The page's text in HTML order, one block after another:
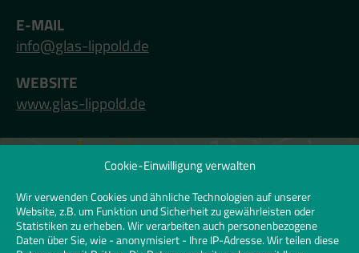
Cookie-Einwilligung verwalten
Wir verwenden Cookies und ähnliche Technologien auf unserer
Website, z.B. um Funktion und Sicherheit zu gewährleisten oder
Statistiken zu erheben. Wir verarbeiten auch personenbezogene
Daten über Sie, wie - anonymisiert - Ihre IP-Adresse. Wir teilen diese
E-MAIL
info@glas-lippold.de
WEBSITE
www.glas-lippold.de
Klicken Sie hier, um Marketing-Cookies zu
akzeptieren und diesen Inhalt zu
aktivieren | Click to accept marketing
cookies and enable this content